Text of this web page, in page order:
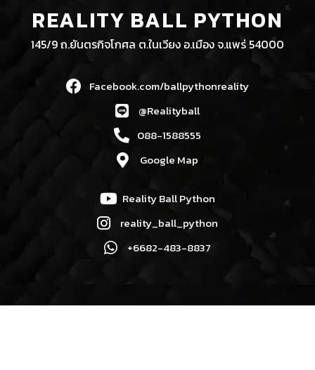
REALITY BALL PYTHON
145/9 ถ.ยันตรกิจโกศล ต.ในเวียง อ.เมือง จ.แพร่ 54000
Facebook.com/ballpythonreality
@Realityball
088-1588555
Google Map
Reality Ball Python
reality_ball_python
+6682-483-8837